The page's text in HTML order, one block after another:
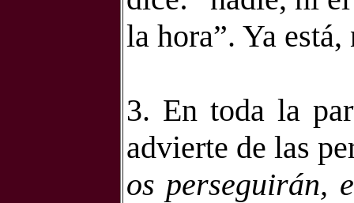
la hora”. Ya está,
3. En toda la
advierte de las
os perseguirán,